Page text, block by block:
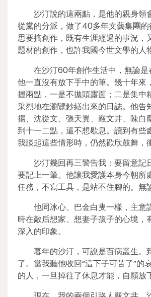
沙汀說的這兩點，是他的親身領
從黨的分派，做了40多年文藝集團
思要搞創作，既有生涯經過的事況，
題材的創作，也許我國今世文學的人
在沙汀60年創作生活中，無論
他一直沒有放下手中的筆。幾十年
握兩點，一是不拋頭露面；二是集
采烈地在瀏覽鈔繕出來的日誌。他
揚、沈從文、張天翼、嚴文井、陳
到十一二點，還不想歇息。讀到有
我談起這些情形時，仍然歡欣鼓舞，
沙汀幾回再三警告我：要留意
要記上一筆。他讓我愛護本身今朝
任務，不寫工具，是站不住腳的。
他同冰心、巴金白叟一樣，主
時在敵后想家、想妻子孩子的心境
深入的印象。
暮年的沙汀，可說是百病叢生
了。當我聽他收回“這下子可苦了”
的人，一旦掉往了休息才能，自願放